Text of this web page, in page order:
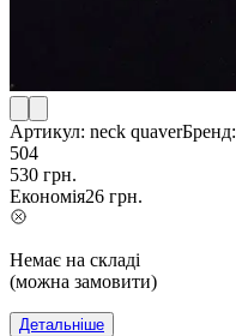
Артикул: neck quaverБренд:
504
530 грн.
Економія26 грн.
Немає на складі
(можна замовити)
Детальніше